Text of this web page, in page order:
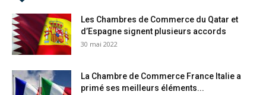
Les Chambres de Commerce du Qatar et
d’Espagne signent plusieurs accords
30 mai 2022
La Chambre de Commerce France Italie a
primé ses meilleurs éléments...